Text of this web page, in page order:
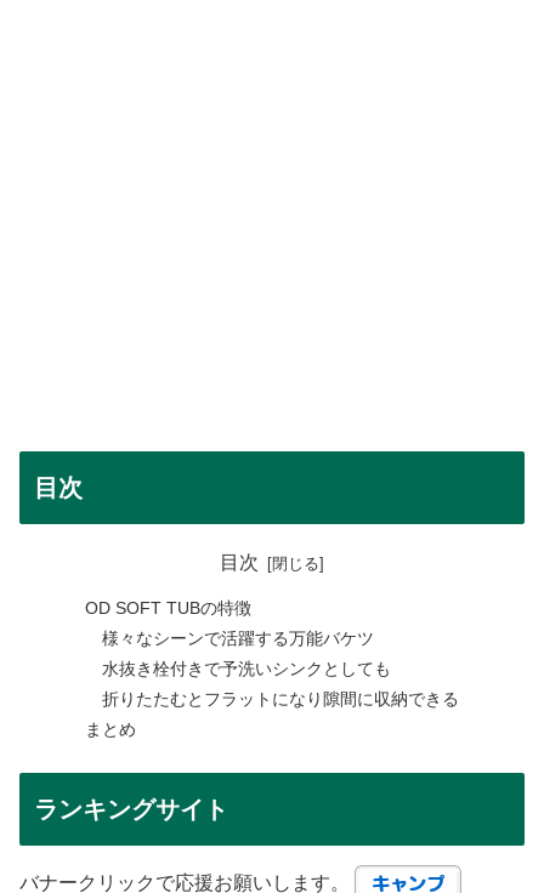
目次
目次
OD SOFT TUBの特徴
様々なシーンで活躍する万能バケツ
水抜き栓付きで予洗いシンクとしても
折りたたむとフラットになり隙間に収納できる
まとめ
ランキングサイト
バナークリックで応援お願いします。